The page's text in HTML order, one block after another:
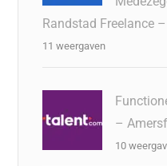
Randstad Freelance
11 weergaven
–
10